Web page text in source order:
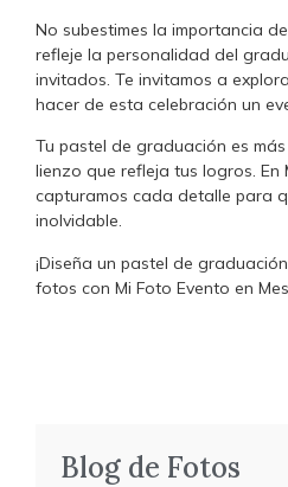
No subestimes la importancia
refleje la personalidad del
invitados. Te invitamos a
hacer de esta celebración un
Tu pastel de graduación es
lienzo que refleja tus logros. En
capturamos cada detalle para
inolvidable.
¡Diseña un pastel de
fotos con Mi Foto Evento en
Blog de Fotos